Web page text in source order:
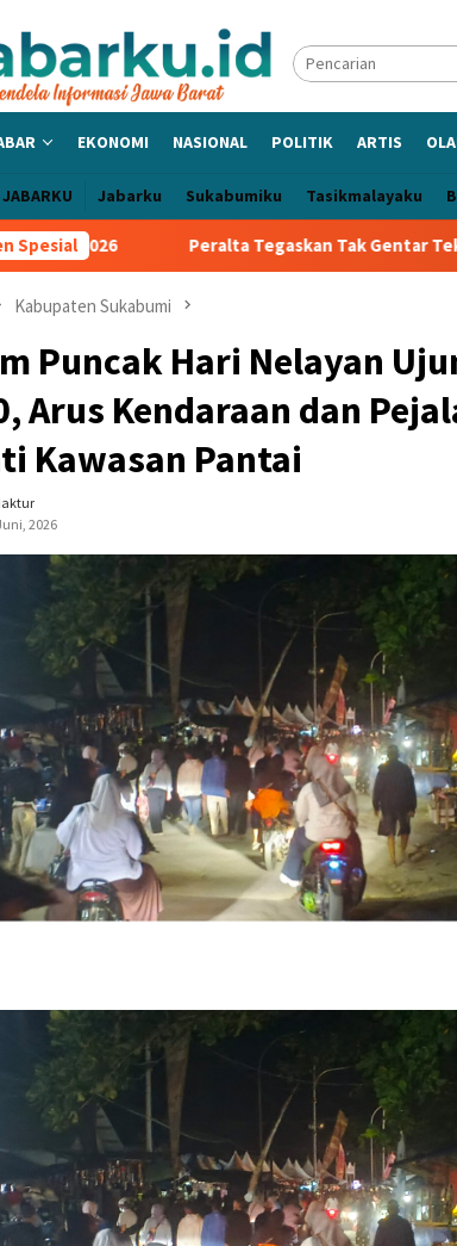
EKONOMI NASIONAL POLITIK ARTIS
Jabarku Sukabumiku Tasikmalayaku
Spesial
Peralta Tegaskan Tak Gentar Tekanan, Siap Jaga
Kabupaten Sukabumi
Puncak Hari Nelayan
Arus Kendaraan dan
Kawasan Pantai
2026